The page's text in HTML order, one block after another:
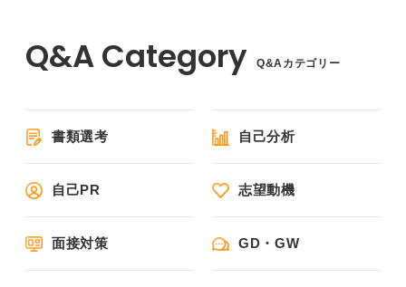
Q&Aカテゴリー
書類選考 自己分析
自己PR 志望動機
面接対策 GD・GW